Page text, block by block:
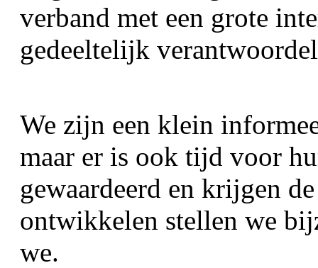
verband met een grote
gedeeltelijk
We zijn een klein
maar er is ook tijd voor
gewaardeerd en krijgen
ontwikkelen stellen we
we.